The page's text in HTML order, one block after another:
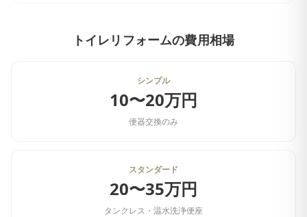
トイレリフォームの費用相場
シンプル
10〜20万円
便器交換のみ
スタンダード
20〜35万円
タンクレス・温水洗浄便座